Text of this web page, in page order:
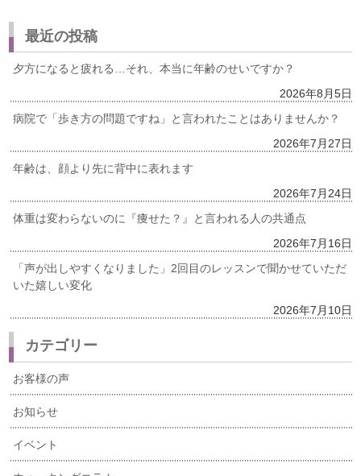
最近の投稿
夕方になると疲れる…それ、本当に年齢のせいですか？
2026年8月5日
病院で「歩き方の問題ですね」と言われたことはありませんか？
2026年7月27日
年齢は、顔より先に背中に表れます
2026年7月24日
体重は変わらないのに『痩せた？』と言われる人の共通点
2026年7月16日
「声が出しやすくなりました」2回目のレッスンで聞かせていただ
いた嬉しい変化
2026年7月10日
カテゴリー
お客様の声
お知らせ
イベント